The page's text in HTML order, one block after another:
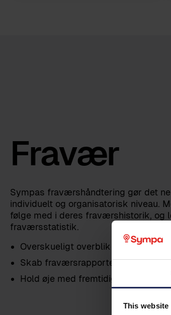
This website
Fravær
Sympas fraværshåndtering gør det
individuelt og organisatorisk niveau.
følge med i deres fraværshistorik, og
fraværsstatistik.
Overskueligt overblik over fravær
Skab fraværsrapporter på
Hold øje med fremtidigt fravær – og